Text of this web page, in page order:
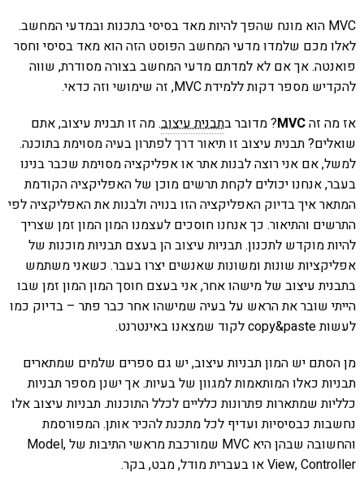
MVC הוא מונח שהפך להיות מאד בסיסי בתכנות ובמדעי המחשב.
לאלו מכם שלמדו מדעי המחשב הפוסט הזה הוא מאד בסיסי וחסר
פואנטה. אך אם לא למדתם מדעי המחשב בצורה מסודרת, שווה
להקדיש מספר דקות ללמידת MVC, זה שימושי וזה כדאי.
אז מה זהMVC? מדובר בתבנית עיצוב. מה זו תבנית עיצוב, אתם
שואלים? תבנית עיצוב זו תיאור דרך לפתרון בעיה מסוימת בתוכנה.
למשל, אם אני רוצה לבנות אתר או אפליקציה מסוימת שכבר בנינו
בעבר, אנחנו יכולים לקחת תרשים מוכן של האפליקציה הקודמת
המתאר איך בדיוק האפליקציה הזו בנויה ולבנות את האפליקציה לפי
התרשים והתיאור. כך אנחנו חוסכים לעצמנו המון המון זמן שצריך
להיות מוקדש לתכנון. תבניות עיצוב הן בעצם תבניות מוכנות של
אפליקציות שונות ומשונות שאנשים יצרו בעבר. כשאני משתמש
בתבנית עיצוב של מישהו אחר, אני בעצם חוסך המון המון זמן שבו
הייתי שובר את הראש על בעיה שמישהו אחר כבר פתר – בדיוק כמו
לעשות copy&paste לקוד שמצאנו באינטרנט.
מן הסתם יש המון תבניות עיצוב, יש גם ספרים שלמים שמתארים
תבניות כאלו המותאמות למגוון של בעיות. אך ישנן מספר תבניות
כלליות שמתארות פתרונות כלליים לכלל התוכנות. תבניות עיצוב אלו
נחשבות כבסיסיות ועדיף לכל מתכנת להכיר אותן. המפורסמת
והחשובה שבהן היא MVC שמורכבת מראשי התיבות של Model,
View, Controller או בעברית מודל, מבט, בקר.